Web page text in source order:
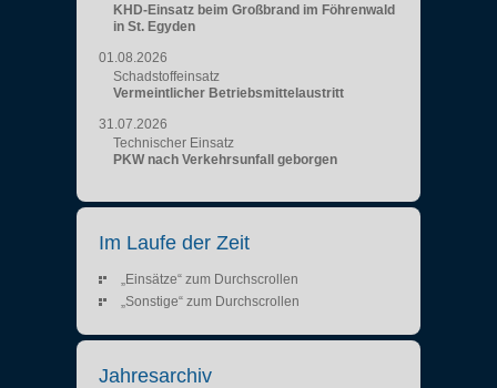
KHD-Einsatz beim Großbrand im Föhrenwald
in St. Egyden
01.08.2026
Schadstoffeinsatz
Vermeintlicher Betriebsmittelaustritt
31.07.2026
Technischer Einsatz
PKW nach Verkehrsunfall geborgen
Im Laufe der Zeit
„Einsätze“ zum Durchscrollen
„Sonstige“ zum Durchscrollen
Jahresarchiv